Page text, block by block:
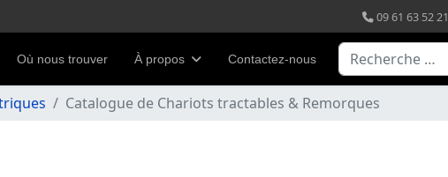
09 61 63 52 21
Où nous trouver À propos Contactez-nous Valider
Catalogue de Chariots tractables & Remorques